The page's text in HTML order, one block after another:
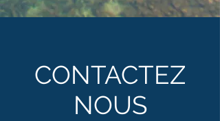
CONTACTEZ
NOUS